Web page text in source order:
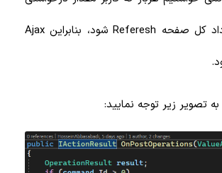
خود را تغییر می داد کل صفحه Referesh شود، بنابراین Ajax
به تصویر زیر توجه نمایید: